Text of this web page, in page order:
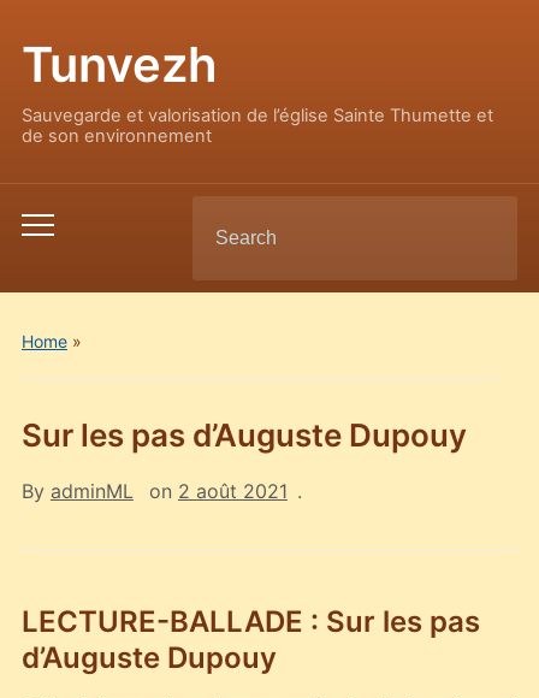
Tunvezh
Sauvegarde et valorisation de l’église Sainte Thumette et
de son environnement
Toggle
menu
for:
Home»
Sur les pas d’Auguste Dupouy
By adminML on 2 août 2021 .
LECTURE-BALLADE : Sur les pas
d’Auguste Dupouy